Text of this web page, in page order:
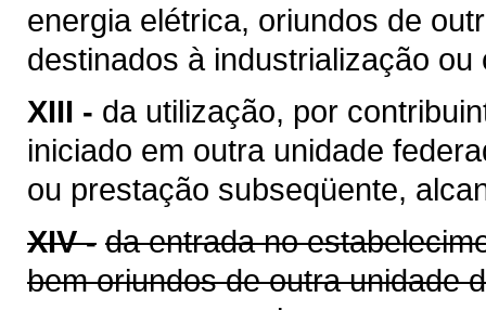
energia elétrica, oriundos de
destinados à industrialização
XIII - da utilização, por
iniciado em outra unidade
ou prestação subseqüente,
XIV - da entrada no
bem oriundos de outra unidade